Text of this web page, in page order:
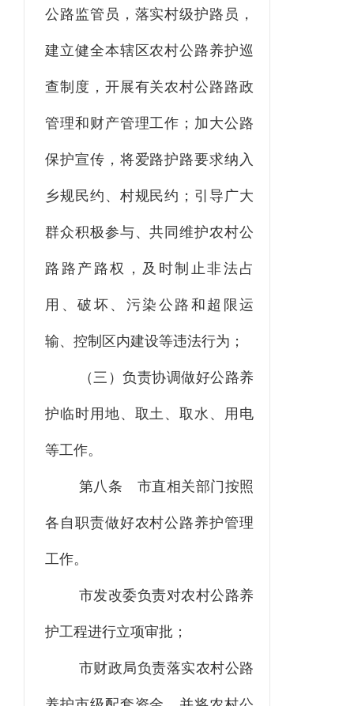
公路监管员，落实村级护路员，
建立健全本辖区农村公路养护巡
查制度，开展有关农村公路路政
管理和财产管理工作；加大公路
保护宣传，将爱路护路要求纳入
乡规民约、村规民约；引导广大
群众积极参与、共同维护农村公
路路产路权，及时制止非法占
用、破坏、污染公路和超限运
输、控制区内建设等违法行为；
（三）负责协调做好公路养
护临时用地、取土、取水、用电
等工作。
第八条 市直相关部门按照
各自职责做好农村公路养护管理
工作。
市发改委负责对农村公路养
护工程进行立项审批；
市财政局负责落实农村公路